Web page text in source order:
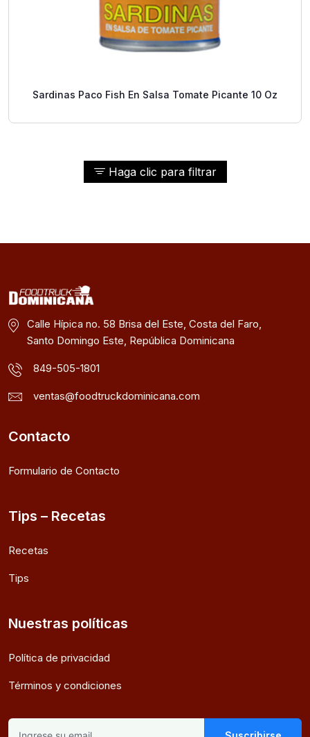
Haga clic para filtrar
Sardinas Paco Fish En Salsa Tomate Picante 10 Oz
Calle Hípica no. 58 Brisa del Este, Costa del Faro,
Santo Domingo Este, República Dominicana
849-505-1801
ventas@foodtruckdominicana.com
Contacto
Formulario de Contacto
Tips – Recetas
Recetas
Tips
Nuestras políticas
Política de privacidad
Términos y condiciones